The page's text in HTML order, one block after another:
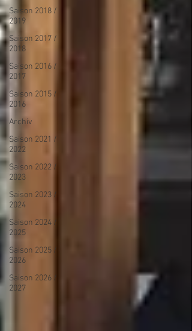
Saison 2018 /
2019
Saison 2017 /
2018
Saison 2016 /
2017
Saison 2015 /
2016
Archiv
Saison 2021 /
2022
Saison 2022 /
2023
Saison 2023 /
2024
Saison 2024 /
2025
Saison 2025 /
2026
Saison 2026 /
2027